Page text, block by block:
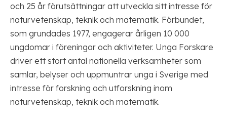
och 25 år förutsättningar att utveckla sitt intresse för
naturvetenskap, teknik och matematik. Förbundet,
som grundades 1977, engagerar årligen 10 000
ungdomar i föreningar och aktiviteter. Unga Forskare
driver ett stort antal nationella verksamheter som
samlar, belyser och uppmuntrar unga i Sverige med
intresse för forskning och utforskning inom
naturvetenskap, teknik och matematik.